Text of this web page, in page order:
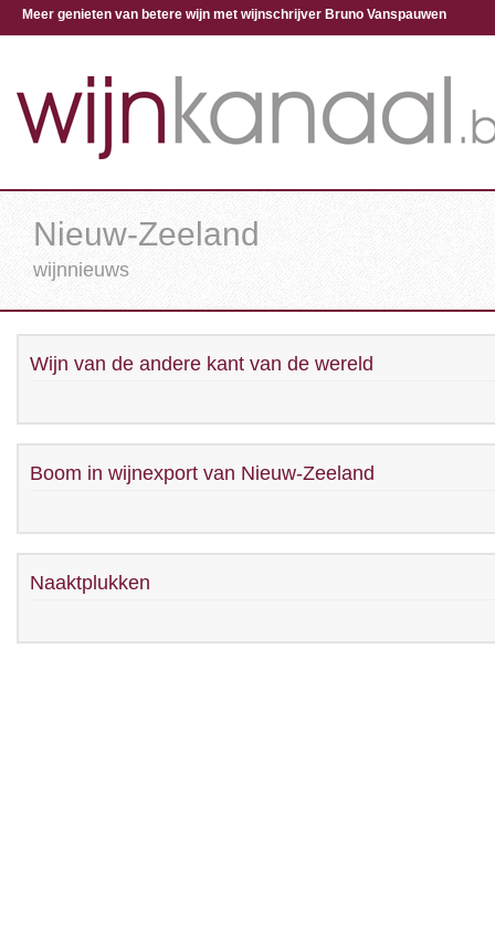
Meer genieten van betere wijn met wijnschrijver Bruno Vanspauwen
Nieuw-Zeeland
wijnnieuws
Wijn van de andere kant van de wereld
Boom in wijnexport van Nieuw-Zeeland
Naaktplukken